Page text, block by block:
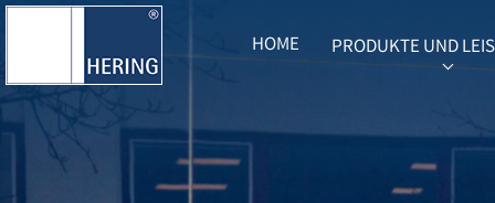
HOME PRODUKTE UND